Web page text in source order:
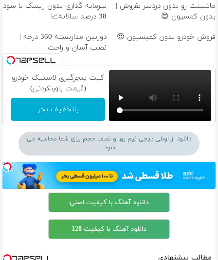
ماشینت رو بدون دردسر بفروش |
بدون کمسیون 😍
سرمایه گذاری بدون ریسک با سود
38 درصد سالانه📈
فروش خودرو بدون کمیسیون 😍
دوربین مداربسته 360 درجه |
نصب آسان و راحت
کیت پنچرگیری لاستیک خودرو
(قیمت باورنکردنی)
باتخفیف بخر
دانلود از اونلی دیجی نیم بها و نصف حجم برای شما محاسبه می
شود.
دانلود آهنگ با کیفیت اصلی
دانلود آهنگ با کیفیت 128
مطالب پیشنهادی